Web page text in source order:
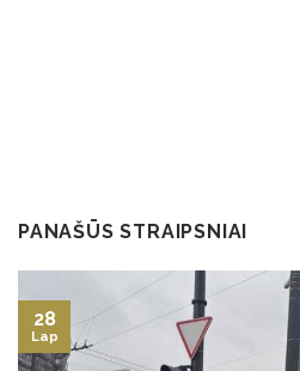
PANAŠŪS STRAIPSNIAI
28
Lap